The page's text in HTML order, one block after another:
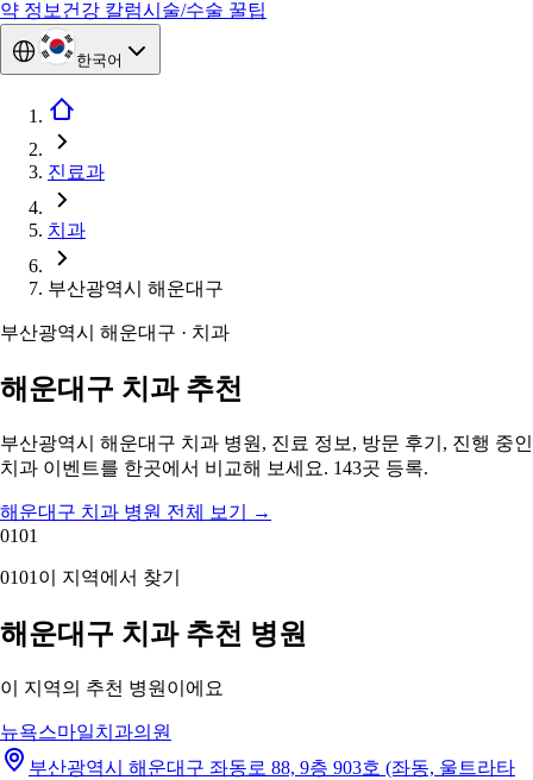
약 정보 건강 칼럼시술/수술 꿀팁
한국어
진료과
치과
부산광역시 해운대구
부산광역시 해운대구 · 치과
해운대구 치과 추천
부산광역시 해운대구 치과 병원, 진료 정보, 방문 후기, 진행 중인
치과 이벤트를 한곳에서 비교해 보세요. 143곳 등록.
해운대구 치과 병원 전체 보기
→
0101
0101 이 지역에서 찾기
해운대구 치과 추천 병원
이 지역의 추천 병원이에요
뉴욕스마일치과의원
부산광역시 해운대구 좌동로 88, 9층 903호 (좌동, 울트라타